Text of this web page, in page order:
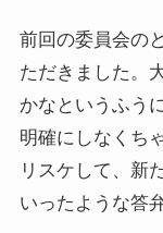
前回の委員会の
ただきました。
かなというふう
明確にしなくち
リスケして、新
いったような答